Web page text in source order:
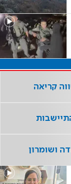
קריאה
ושומרון